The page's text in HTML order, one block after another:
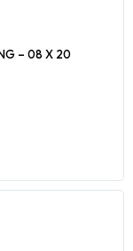
– 08 X 20